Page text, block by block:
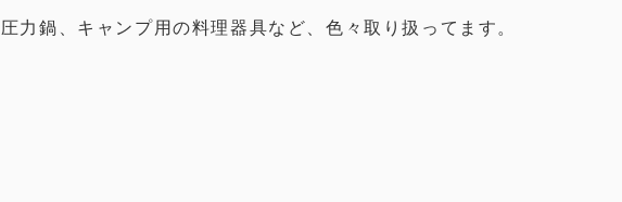
圧力鍋 キャンプ用の料理器具など、色々取り扱ってます。